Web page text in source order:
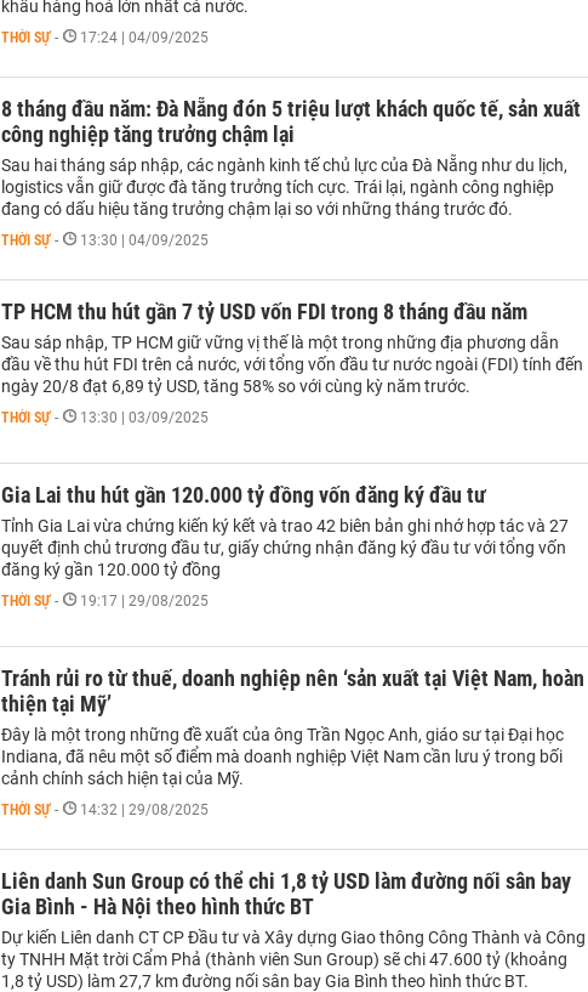
khẩu hàng hoá lớn nhất cả nước.
THỜI SỰ - 17:24 | 04/09/2025
8 tháng đầu năm: Đà Nẵng đón 5 triệu lượt khách quốc tế, sản xuất
công nghiệp tăng trưởng chậm lại
Sau hai tháng sáp nhập, các ngành kinh tế chủ lực của Đà Nẵng như du lịch,
logistics vẫn giữ được đà tăng trưởng tích cực. Trái lại, ngành công nghiệp
đang có dấu hiệu tăng trưởng chậm lại so với những tháng trước đó.
THỜI SỰ - 13:30 | 04/09/2025
TP HCM thu hút gần 7 tỷ USD vốn FDI trong 8 tháng đầu năm
Sau sáp nhập, TP HCM giữ vững vị thế là một trong những địa phương dẫn
đầu về thu hút FDI trên cả nước, với tổng vốn đầu tư nước ngoài (FDI) tính đến
ngày 20/8 đạt 6,89 tỷ USD, tăng 58% so với cùng kỳ năm trước.
THỜI SỰ - 13:30 | 03/09/2025
Gia Lai thu hút gần 120.000 tỷ đồng vốn đăng ký đầu tư
Tỉnh Gia Lai vừa chứng kiến ký kết và trao 42 biên bản ghi nhớ hợp tác và 27
quyết định chủ trương đầu tư, giấy chứng nhận đăng ký đầu tư với tổng vốn
đăng ký gần 120.000 tỷ đồng
THỜI SỰ - 19:17 | 29/08/2025
Tránh rủi ro từ thuế, doanh nghiệp nên ‘sản xuất tại Việt Nam, hoàn
thiện tại Mỹ’
Đây là một trong những đề xuất của ông Trần Ngọc Anh, giáo sư tại Đại học
Indiana, đã nêu một số điểm mà doanh nghiệp Việt Nam cần lưu ý trong bối
cảnh chính sách hiện tại của Mỹ.
THỜI SỰ - 14:32 | 29/08/2025
Liên danh Sun Group có thể chi 1,8 tỷ USD làm đường nối sân bay
Gia Bình - Hà Nội theo hình thức BT
Dự kiến Liên danh CT CP Đầu tư và Xây dựng Giao thông Công Thành và Công
ty TNHH Mặt trời Cẩm Phả (thành viên Sun Group) sẽ chi 47.600 tỷ (khoảng
1,8 tỷ USD) làm 27,7 km đường nối sân bay Gia Bình theo hình thức BT.